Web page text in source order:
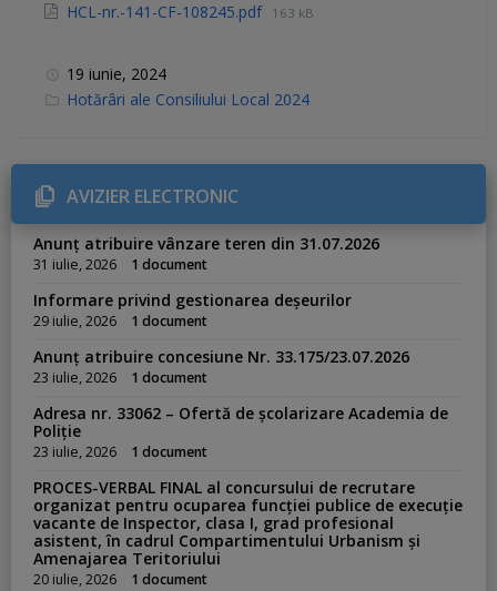
HCL-nr.-141-CF-108245.pdf 163 kB
19 iunie, 2024
C
r
i
e
s
Hotărâri ale Consiliului Local 2024
AVIZIER ELECTRONIC
Anunț atribuire vânzare teren din 31.07.2026
31 iulie, 2026 1 document
Informare privind gestionarea deșeurilor
29 iulie, 2026 1 document
Anunț atribuire concesiune Nr. 33.175/23.07.2026
23 iulie, 2026 1 document
Adresa nr. 33062 – Ofertă de școlarizare Academia de
Poliție
23 iulie, 2026 1 document
PROCES-VERBAL FINAL al concursului de recrutare
organizat pentru ocuparea funcției publice de execuție
vacante de Inspector, clasa I, grad profesional
asistent, în cadrul Compartimentului Urbanism și
Amenajarea Teritoriului
20 iulie, 2026 1 document